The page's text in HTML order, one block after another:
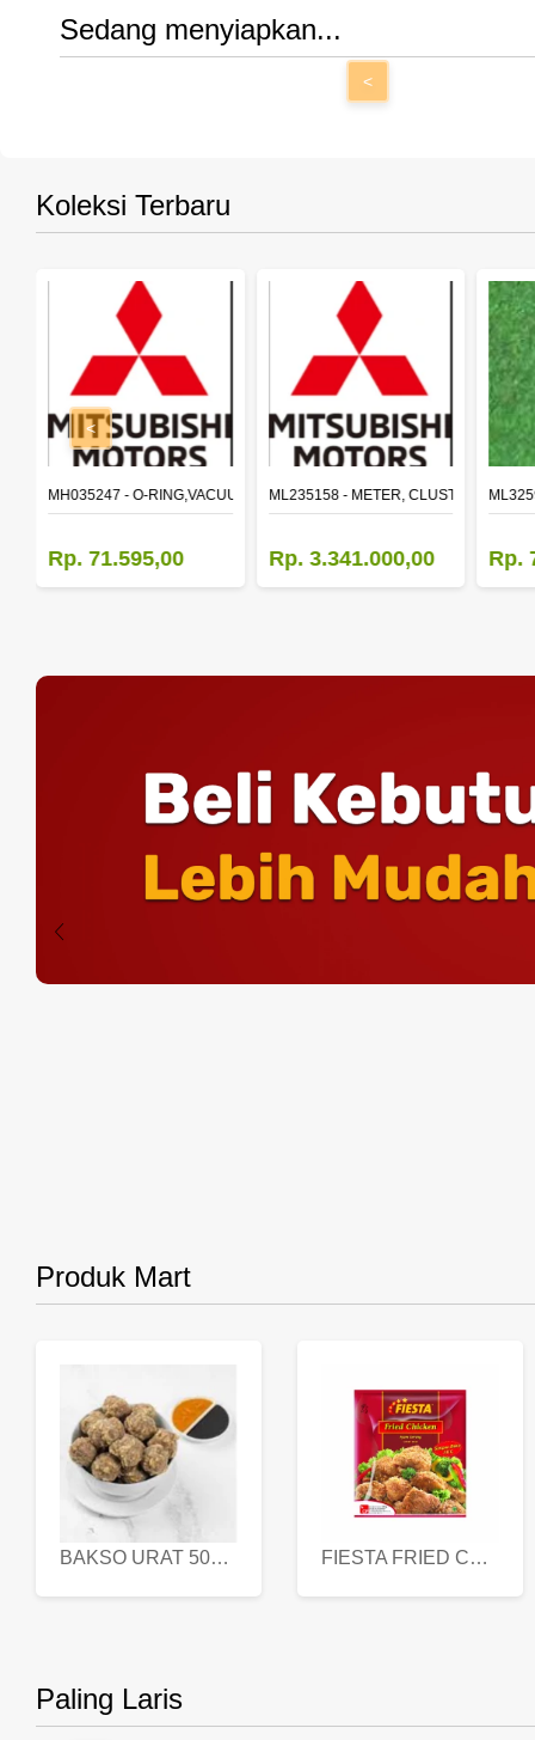
Sedang menyiapkan...
<
Koleksi Terbaru
SHACKLE
MH035247 - O-RING,VACUUM PUMP
Rp. 71.595,00
ML235158 - METER, CLUSTER
Rp. 3.341.000,00 Rp.
<
Produk Mart
BAKSO URAT 500 GR FIESTA FRIED CHICKEN 500 GR
Paling Laris